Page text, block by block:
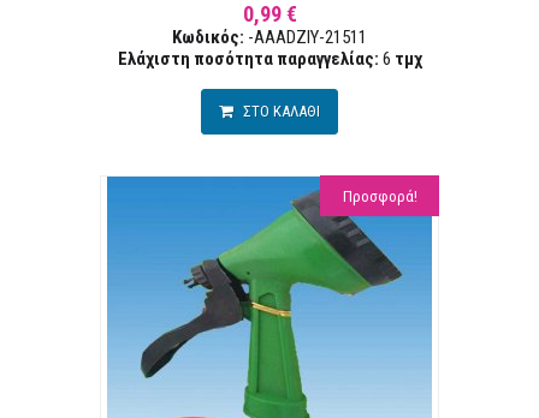
0,99 €
Κωδικός: -AAADZIY-21511
Ελάχιστη ποσότητα παραγγελίας: 6 τμχ
ΣΤΟ ΚΑΛΑΘΙ
Προσφορά!